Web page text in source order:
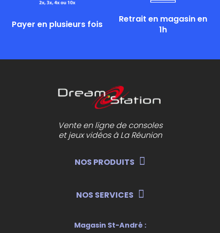
Payer en plusieurs fois
Retrait en magasin en
1h
Vente en ligne de consoles
et jeux vidéos à La Réunion
NOS PRODUITS
NOS SERVICES
Magasin St-André :